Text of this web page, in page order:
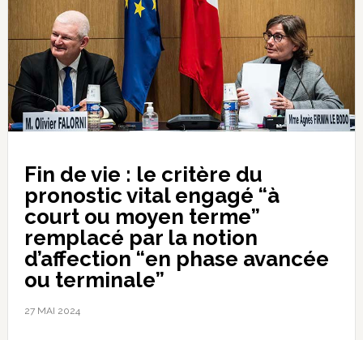
Fin de vie : le critère du
pronostic vital engagé “à
court ou moyen terme”
remplacé par la notion
d’affection “en phase avancée
ou terminale”
27 MAI 2024